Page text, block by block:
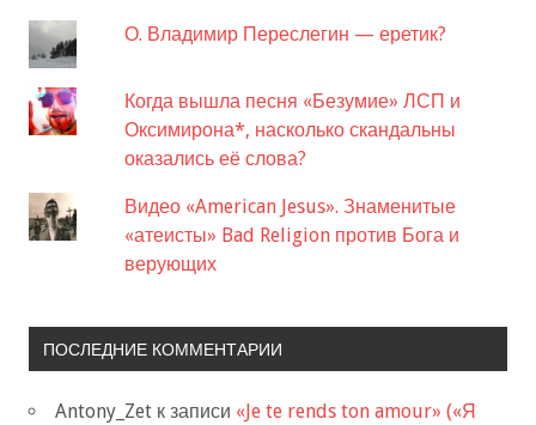
О. Владимир Переслегин — еретик?
Когда вышла песня «Безумие» ЛСП и
Оксимирона*, насколько скандальны
оказались её слова?
Видео «American Jesus». Знаменитые
«атеисты» Bad Religion против Бога и
верующих
ПОСЛЕДНИЕ КОММЕНТАРИИ
Antony_Zet к записи «Je te rends ton amour» («Я